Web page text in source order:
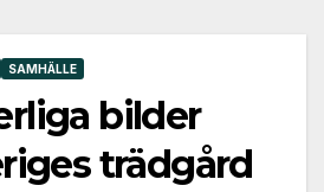
SAMHÄLLE
bilder
trädgård